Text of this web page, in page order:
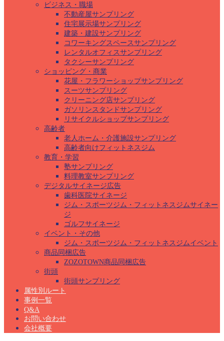
ビジネス・職場
不動産屋サンプリング
住宅展示場サンプリング
建築・建設サンプリング
コワーキングスペースサンプリング
レンタルオフィスサンプリング
タクシーサンプリング
ショッピング・商業
花屋・フラワーショップサンプリング
スーツサンプリング
クリーニング店サンプリング
ガソリンスタンドサンプリング
リサイクルショップサンプリング
高齢者
老人ホーム・介護施設サンプリング
高齢者向けフィットネスジム
教育・学習
塾サンプリング
料理教室サンプリング
デジタルサイネージ広告
歯科医院サイネージ
ジム・スポーツジム・フィットネスジムサイネー
ジ
ゴルフサイネージ
イベント・その他
ジム・スポーツジム・フィットネスジムイベント
商品同梱広告
ZOZOTOWN商品同梱広告
街頭
街頭サンプリング
属性別ルート
事例一覧
Q&A
お問い合わせ
会社概要